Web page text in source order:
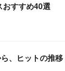
すすめ40選
、ヒットの推移